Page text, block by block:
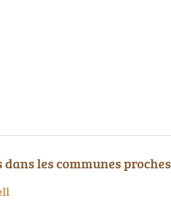
dans les communes proches